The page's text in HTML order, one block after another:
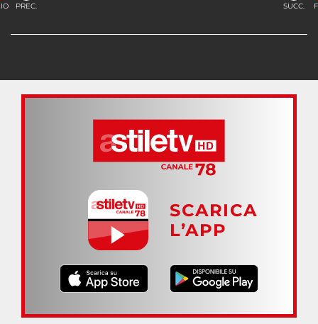
PREC. SUCC.
SCARICA
L’APP